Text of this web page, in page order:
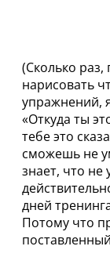
(Сколько
нарисовать
упражнений,
«Откуда ты
тебе это
сможешь не
знает, что не
дней
Потому что